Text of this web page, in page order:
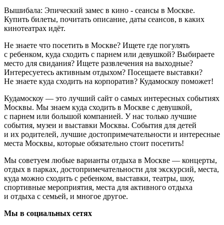
Вышибала: Эпический замес в кино - сеансы в Москве.
Купить билеты, почитать описание, даты сеансов, в каких
кинотеатрах идёт.
Не знаете что посетить в Москве? Ищете где погулять
с ребенком, куда сходить с парнем или девушкой? Выбираете
место для свидания? Ищете развлечения на выходные?
Интересуетесь активным отдыхом? Посещаете выставки?
Не знаете куда сходить на корпоратив? Кудамоскоу поможет!
Кудамоскоу — это лучший сайт о самых интересных событиях
Москвы. Мы знаем куда сходить в Москве с девушкой,
с парнем или большой компанией. У нас только лучшие
события, музеи и выставки Москвы. События для детей
и их родителей, лучшие достопримечательности и интересные
места Москвы, которые обязательно стоит посетить!
Мы советуем любые варианты отдыха в Москве — концерты,
отдых в парках, достопримечательности для экскурсий, места,
куда можно сходить с ребенком, выставки, театры, шоу,
спортивные мероприятия, места для активного отдыха
и отдыха с семьей, и многое другое.
Мы в социальных сетях